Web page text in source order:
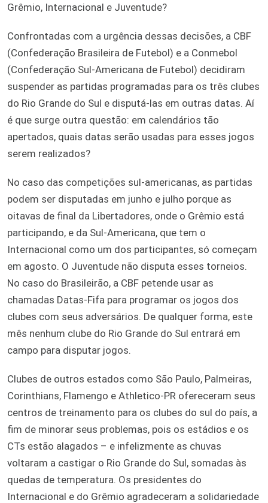
Grêmio, Internacional e Juventude?
Confrontadas com a urgência dessas decisões, a CBF
(Confederação Brasileira de Futebol) e a Conmebol
(Confederação Sul-Americana de Futebol) decidiram
suspender as partidas programadas para os três clubes
do Rio Grande do Sul e disputá-las em outras datas. Aí
é que surge outra questão: em calendários tão
apertados, quais datas serão usadas para esses jogos
serem realizados?
No caso das competições sul-americanas, as partidas
podem ser disputadas em junho e julho porque as
oitavas de final da Libertadores, onde o Grêmio está
participando, e da Sul-Americana, que tem o
Internacional como um dos participantes, só começam
em agosto. O Juventude não disputa esses torneios.
No caso do Brasileirão, a CBF petende usar as
chamadas Datas-Fifa para programar os jogos dos
clubes com seus adversários. De qualquer forma, este
mês nenhum clube do Rio Grande do Sul entrará em
campo para disputar jogos.
Clubes de outros estados como São Paulo, Palmeiras,
Corinthians, Flamengo e Athletico-PR ofereceram seus
centros de treinamento para os clubes do sul do país, a
fim de minorar seus problemas, pois os estádios e os
CTs estão alagados – e infelizmente as chuvas
voltaram a castigar o Rio Grande do Sul, somadas às
quedas de temperatura. Os presidentes do
Internacional e do Grêmio agradeceram a solidariedade